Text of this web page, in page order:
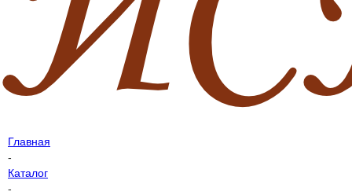
Главная
-
Каталог
-